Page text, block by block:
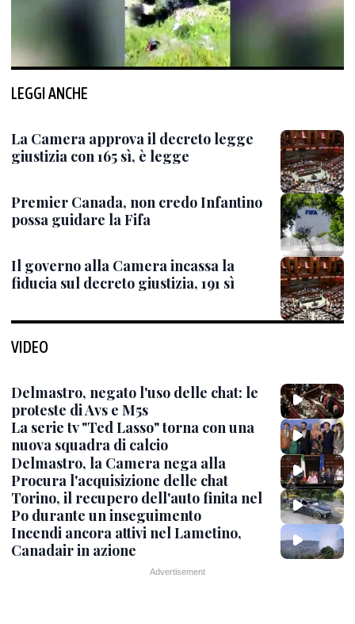
LEGGI ANCHE
La Camera approva il decreto legge
giustizia con 165 sì, è legge
Premier Canada, non credo Infantino
possa guidare la Fifa
Il governo alla Camera incassa la
fiducia sul decreto giustizia, 191 sì
VIDEO
Delmastro, negato l'uso delle chat: le
proteste di Avs e M5s
La serie tv "Ted Lasso" torna con una
nuova squadra di calcio
Delmastro, la Camera nega alla
Procura l'acquisizione delle chat
Torino, il recupero dell'auto finita nel
Po durante un inseguimento
Incendi ancora attivi nel Lametino,
Canadair in azione